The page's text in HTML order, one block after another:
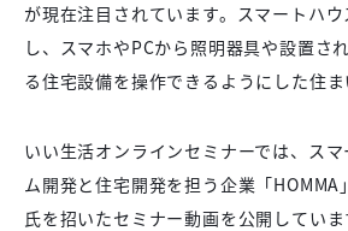
が現在注目されています。スマートハ
し、スマホやPCから照明器具や設置さ
る住宅設備を操作できるようにした住ま
いい生活オンラインセミナーでは、ス
ム開発と住宅開発を担う企業「
氏を招いたセミナー動画を公開してい